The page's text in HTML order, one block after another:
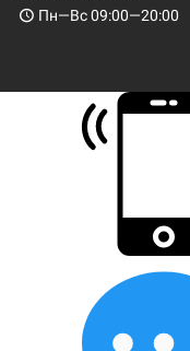
Пн—Вс 09:00—20:00